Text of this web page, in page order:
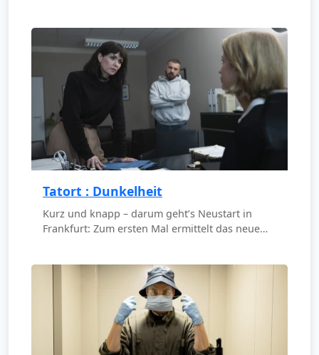
Tatort : Dunkelheit
Kurz und knapp – darum geht’s Neustart in
Frankfurt: Zum ersten Mal ermittelt das neue…